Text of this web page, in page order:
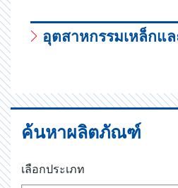
อุตสาหกรรมเหล็กแ
ค้นหาผลิตภัณฑ์
เลือกประเภท